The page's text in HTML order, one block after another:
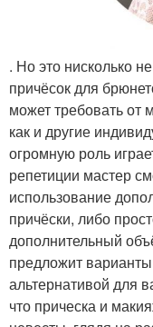
. Но это нисколько
причёсок для
может требовать от
как и другие
огромную роль
репетиции мастер
использование
причёски, либо
дополнительный
предложит варианты
альтернативой для
что прическа и